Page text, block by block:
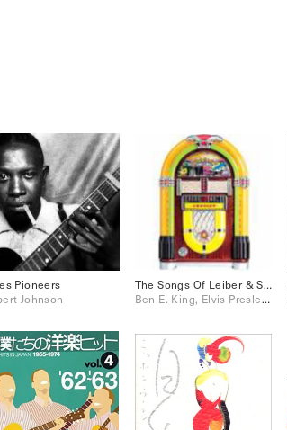
Pioneers
Johnson
The Songs Of Leiber & Stoller
Ben E. King, Elvis Presley, Jo Stafford, Peggy Lee, Perry Como, Ray Charles, The Drifters